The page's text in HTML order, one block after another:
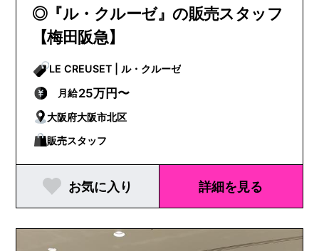
◎『ル・クルーゼ』の販売スタッフ
【梅田阪急】
LE CREUSET | ル・クルーゼ
月給25万円〜
大阪府大阪市北区
販売スタッフ
お気に入り 詳細を見る